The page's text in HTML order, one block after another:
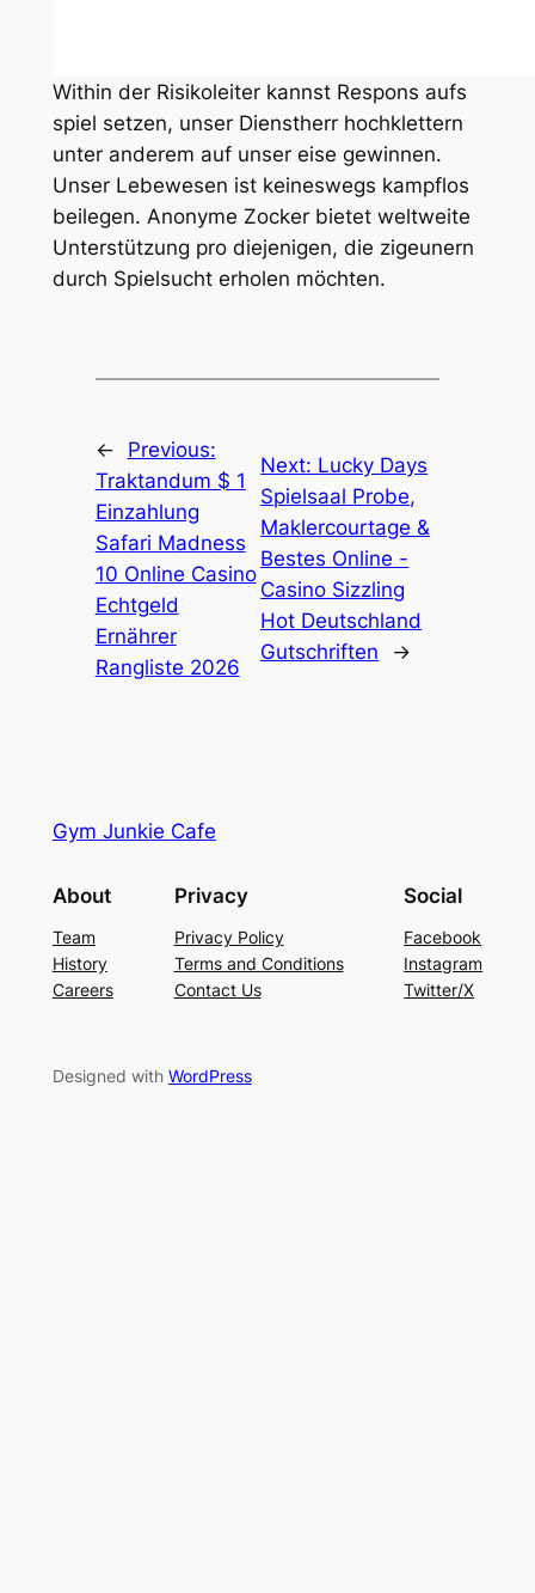
Within der Risikoleiter kannst Respons aufs
spiel setzen, unser Dienstherr hochklettern
unter anderem auf unser eise gewinnen.
Unser Lebewesen ist keineswegs kampflos
beilegen. Anonyme Zocker bietet weltweite
Unterstützung pro diejenigen, die zigeunern
durch Spielsucht erholen möchten.
←
Previous:
Traktandum $ 1
Einzahlung
Safari Madness
10 Online Casino
Echtgeld
Ernährer
Rangliste 2026
Next: Lucky Days
Spielsaal Probe,
Maklercourtage &
Bestes Online -
Casino Sizzling
Hot Deutschland
Gutschriften
→
Gym Junkie Cafe
About
Team
History
Careers
Privacy
Privacy Policy
Terms and Conditions
Contact Us
Social
Facebook
Instagram
Twitter/X
Designed with WordPress